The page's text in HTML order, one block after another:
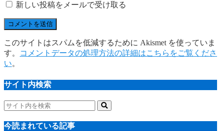
新しい投稿をメールで受け取る
このサイトはスパムを低減するために Akismet を使っていま
す。
コメントデータの処理方法の詳細はこちらをご覧くださ
い。
サイト内検索
今読まれている記事